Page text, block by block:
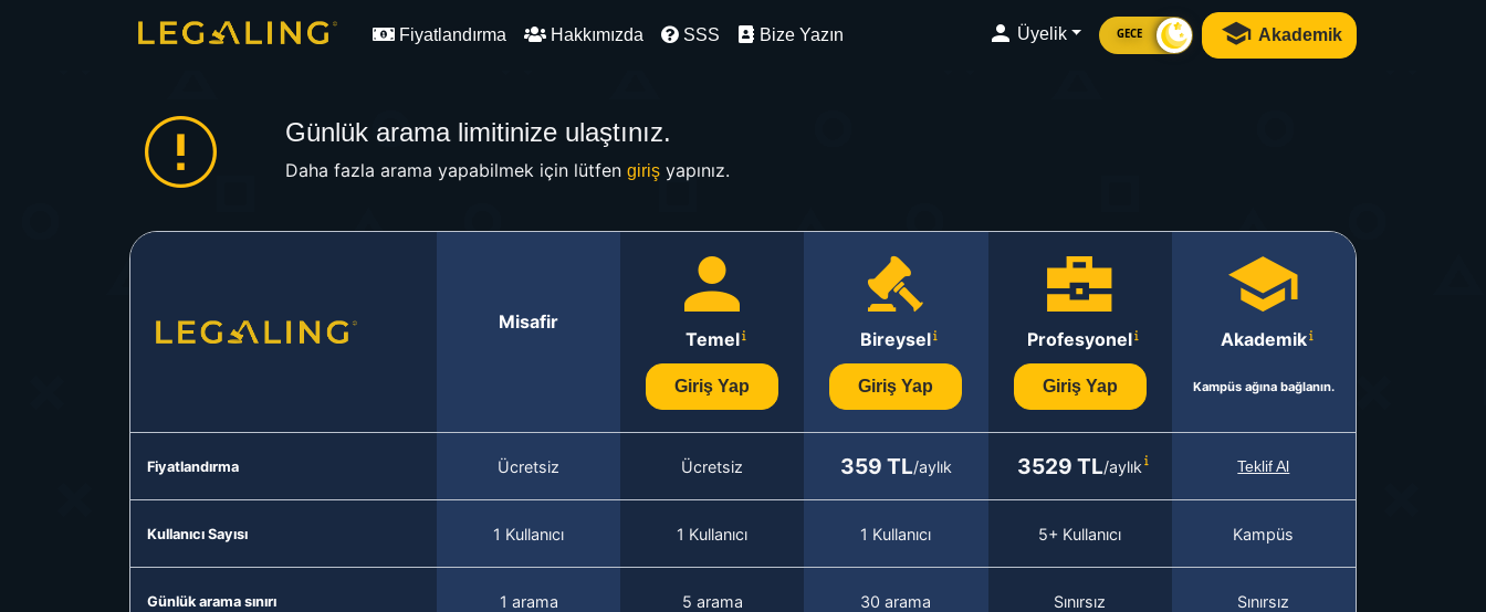
Fiyatlandırma Hakkımızda SSS Bize Yazın Üyelik GECE Akademik
Günlük arama limitinize ulaştınız.
Daha fazla arama yapabilmek için lütfen girişyapınız.
Misafir
Temel
Giriş Yap
Bireysel
Giriş Yap
Profesyonel
Giriş Yap
Akademik
Kampüs ağına bağlanın.
Fiyatlandırma Ücretsiz Ücretsiz 359 TL/aylık 3529 TL/aylık Teklif Al
Kullanıcı Sayısı 1 Kullanıcı 1 Kullanıcı 1 Kullanıcı 5+ Kullanıcı Kampüs
Günlük arama sınırı 1 arama 5 arama 30 arama Sınırsız Sınırsız